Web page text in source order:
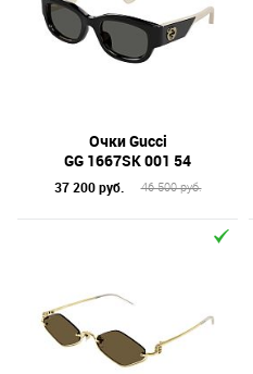
Очки Gucci
GG 1667SK 001 54
37 200 руб. 46 500 руб.